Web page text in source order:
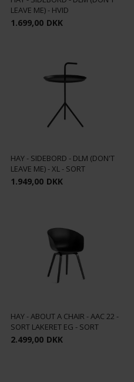
LEAVE ME) - HVID
1.699,00 DKK
HAY - SIDEBORD - DLM (DON'T
LEAVE ME) - XL - SORT
1.949,00 DKK
HAY - ABOUT A CHAIR - AAC 22 -
SORT LAKERET EG - SORT
2.499,00 DKK